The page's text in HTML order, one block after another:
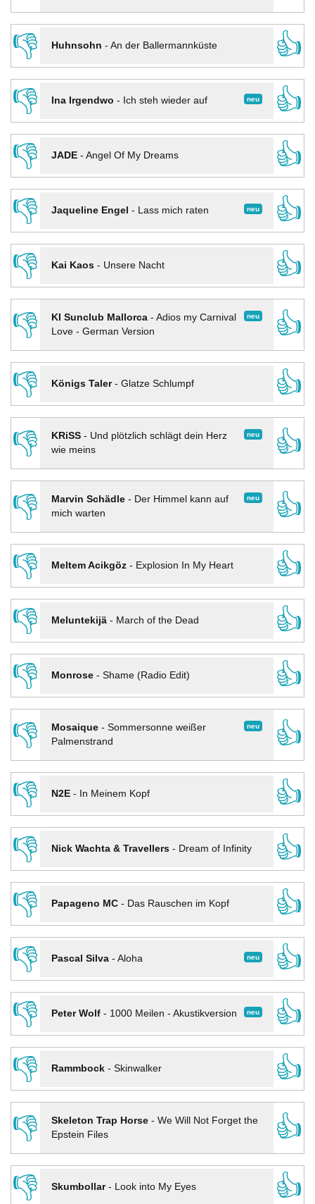
👎
Huhnsohn - An der Ballermannküste
👍
👎
neu
Ina Irgendwo - Ich steh wieder auf
👍
👎
JADE- Angel Of My Dreams
👍
👎
neu
Jaqueline Engel - Lass mich raten
👍
👎
Kai Kaos- Unsere Nacht
👍
👎
neu
KI Sunclub Mallorca- Adios my Carnival
Love - German Version
👍
👎
Königs Taler- Glatze Schlumpf
👍
👎
neu
KRiSS- Und plötzlich schlägt dein Herz
wie meins
👍
👎 neu
Marvin Schädle- Der Himmel kann auf
mich warten
👍
👎
Meltem Acikgöz- Explosion In My Heart
👍
👎
Meluntekijä- March of the Dead
👍
👎
Monrose- Shame (Radio Edit)
👍
👎
neu
Mosaique- Sommersonne weißer
Palmenstrand
👍
👎
N2E- In Meinem Kopf
👍
👎
Nick Wachta & Travellers- Dream of Infinity
👍
👎
Papageno MC- Das Rauschen im Kopf
👍
👎
neu
Pascal Silva- Aloha
👍
👎
neu
Peter Wolf- 1000 Meilen - Akustikversion
👍
👎
Rammbock- Skinwalker
👍
👎
Skeleton Trap Horse- We Will Not Forget the
Epstein Files
👍
👎
Skumbollar- Look into My Eyes
👍